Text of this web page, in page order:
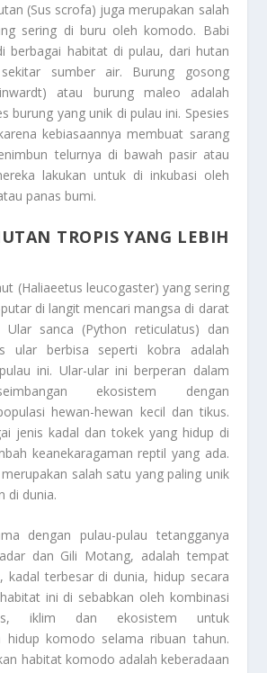
(Sus scrofa) juga merupakan salah
sering di buru oleh komodo. Babi
berbagai habitat di pulau, dari hutan
sumber air. Burung gosong
atau burung maleo adalah
burung yang unik di pulau ini. Spesies
kebiasaannya membuat sarang
telurnya di bawah pasir atau
lakukan untuk di inkubasi oleh
panas bumi.
TROPIS YANG LEBIH
(Haliaeetus leucogaster) yang sering
di langit mencari mangsa di darat
sanca (Python reticulatus) dan
ular berbisa seperti kobra adalah
ini. Ular-ular ini berperan dalam
ekosistem dengan
hewan-hewan kecil dan tikus.
jenis kadal dan tokek yang hidup di
keanekaragaman reptil yang ada.
salah satu yang paling unik
di dunia.
dengan pulau-pulau tetangganya
dan Gili Motang, adalah tempat
kadal terbesar di dunia, hidup secara
ini di sebabkan oleh kombinasi
iklim dan ekosistem untuk
hidup komodo selama ribuan tahun.
habitat komodo adalah keberadaan